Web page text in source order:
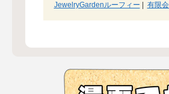
JewelryGardenルーフィー
有限